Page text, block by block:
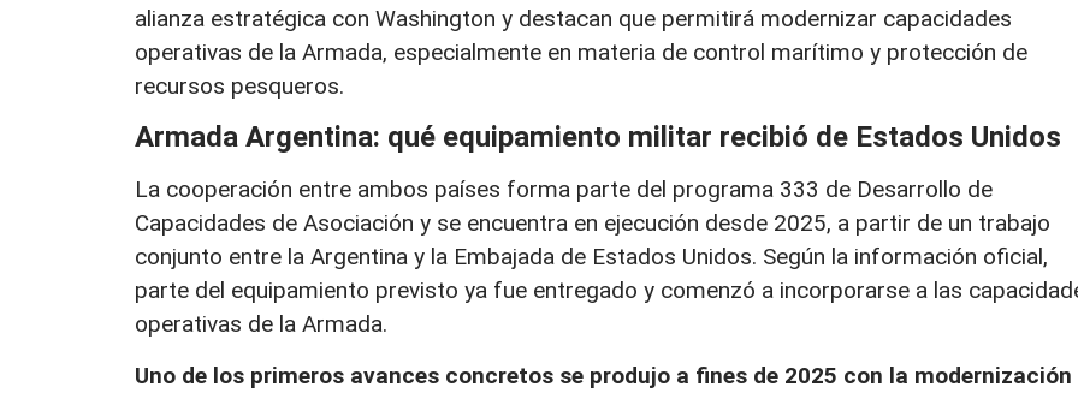
alianza estratégica con Washington y destacan que permitirá modernizar capacidades
operativas de la Armada, especialmente en materia de control marítimo y protección de
recursos pesqueros.
Armada Argentina: qué equipamiento militar recibió de Estados Unidos
La cooperación entre ambos países forma parte del programa 333 de Desarrollo de
Capacidades de Asociación y se encuentra en ejecución desde 2025, a partir de un trabajo
conjunto entre la Argentina y la Embajada de Estados Unidos. Según la información oficial,
parte del equipamiento previsto ya fue entregado y comenzó a incorporarse a las
operativas de la Armada.
Uno de los primeros avances concretos se produjo a fines de 2025 con la modernización